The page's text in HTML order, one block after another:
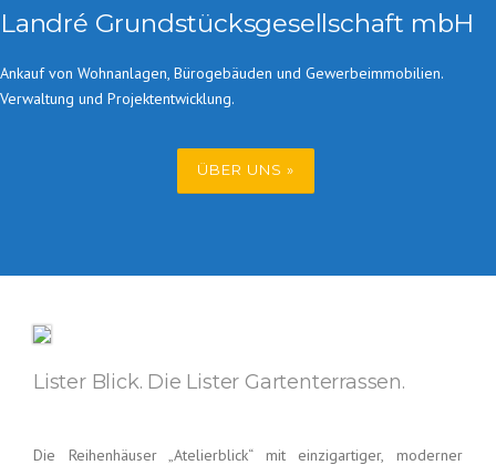
Landré Grundstücksgesellschaft mbH
Ankauf von Wohnanlagen, Bürogebäuden und Gewerbeimmobilien.
Verwaltung und Projektentwicklung.
ÜBER UNS »
Lister Blick. Die Lister Gartenterrassen.
Die Reihenhäuser „Atelierblick“ mit einzigartiger, moderner